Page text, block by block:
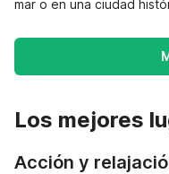
mar o en una ciudad
Los mejores
Acción y